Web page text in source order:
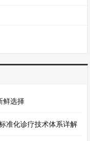
鲜选择
准化诊疗技术体系详解